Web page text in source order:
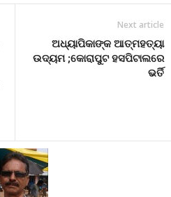
Next article
ଅଧ୍ୟାପିକାଙ୍କ ଆତ୍ମହତ୍ୟା
ଉଦ୍ୟମ ;କୋରାପୁଟ ହସପିଟାଲରେ
ଭର୍ତି